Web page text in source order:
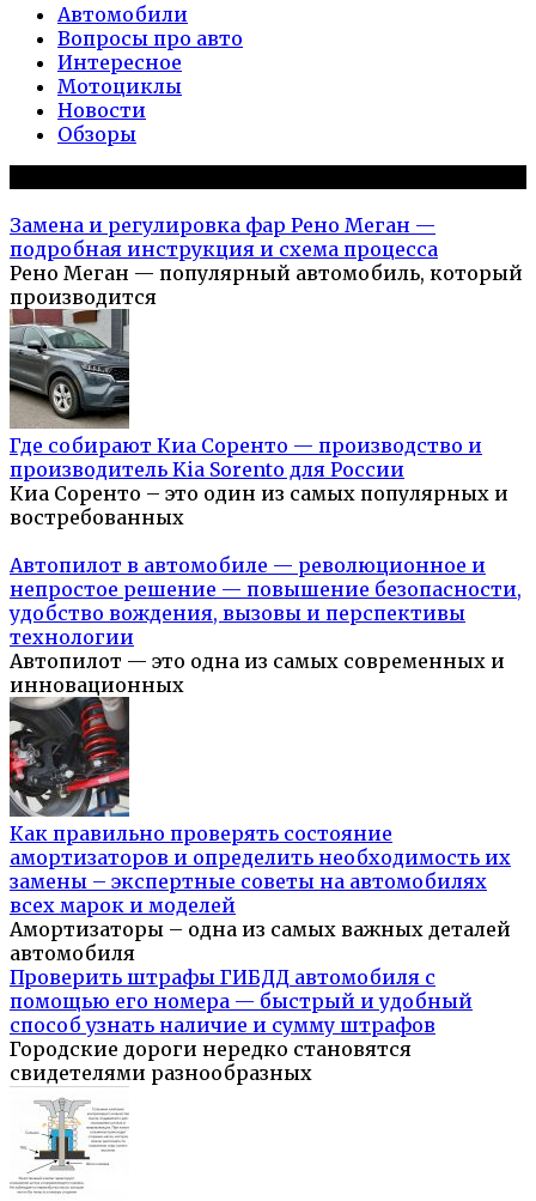
Автомобили
Вопросы про авто
Интересное
Мотоциклы
Новости
Обзоры
Замена и регулировка фар Рено Меган —
подробная инструкция и схема процесса
Рено Меган — популярный автомобиль, который
производится
Где собирают Киа Соренто — производство и
производитель Kia Sorento для России
Киа Соренто – это один из самых популярных и
востребованных
Автопилот в автомобиле — революционное и
непростое решение — повышение безопасности,
удобство вождения, вызовы и перспективы
технологии
Автопилот — это одна из самых современных и
инновационных
Как правильно проверять состояние
амортизаторов и определить необходимость их
замены – экспертные советы на автомобилях
всех марок и моделей
Амортизаторы – одна из самых важных деталей
автомобиля
Проверить штрафы ГИБДД автомобиля с
помощью его номера — быстрый и удобный
способ узнать наличие и сумму штрафов
Городские дороги нередко становятся
свидетелями разнообразных